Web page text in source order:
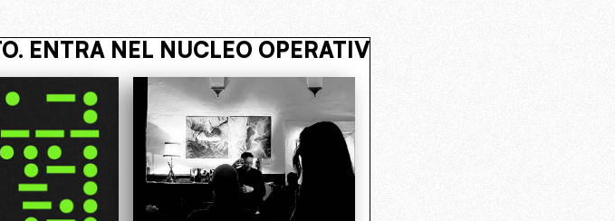
VIVI NASCOSTO. ENTRA NEL NUCLEO OPERATIVO